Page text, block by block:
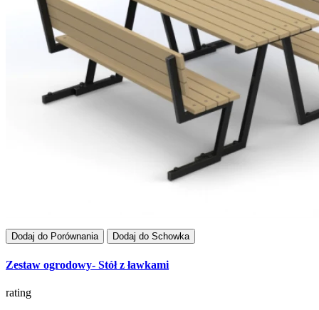
Dodaj do Porównania Dodaj do Schowka
Zestaw ogrodowy- Stół z ławkami
rating